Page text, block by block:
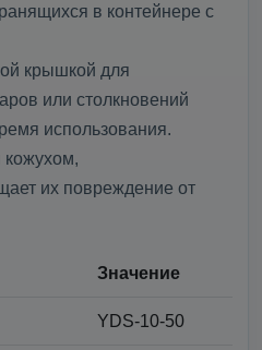
в контейнере с
крышкой для
или столкновений
использования.
их повреждение от
Значение
YDS-10-50